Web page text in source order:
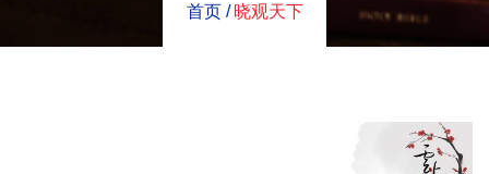
首页 / 晓观天下